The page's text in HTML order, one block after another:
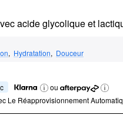
acide glycolique et
, Hydratation, Douceur
ou
Le Réapprovisionnement